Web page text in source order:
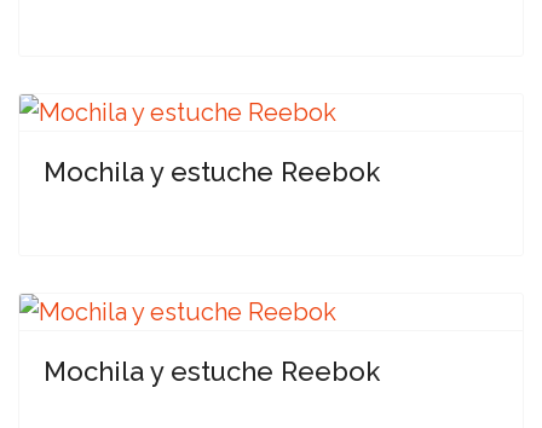
Mochila y estuche Reebok
Mochila y estuche Reebok